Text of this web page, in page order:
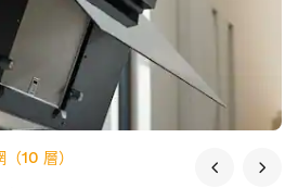
10 層）